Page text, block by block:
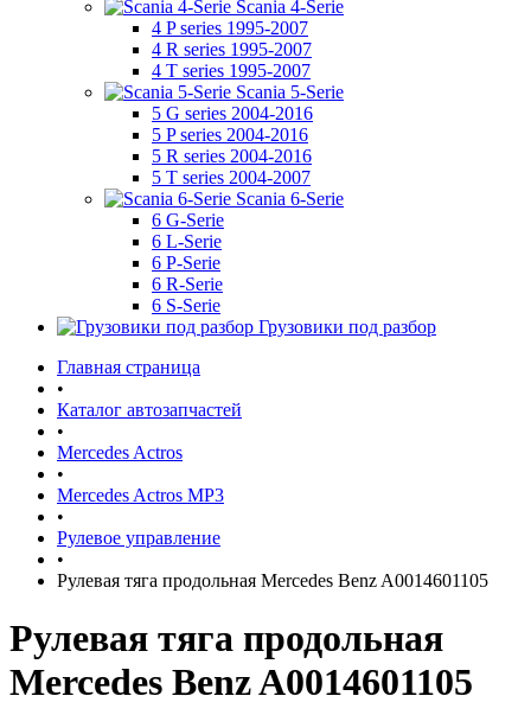
Scania 4-Serie
4 P series 1995-2007
4 R series 1995-2007
4 T series 1995-2007
Scania 5-Serie
5 G series 2004-2016
5 P series 2004-2016
5 R series 2004-2016
5 T series 2004-2007
Scania 6-Serie
6 G-Serie
6 L-Serie
6 P-Serie
6 R-Serie
6 S-Serie
Грузовики под разбор
Главная страница
•
Каталог автозапчастей
•
Mercedes Actros
•
Mercedes Actros MP3
•
Рулевое управление
•
Рулевая тяга продольная Mercedes Benz A0014601105
Рулевая тяга продольная
Mercedes Benz A0014601105